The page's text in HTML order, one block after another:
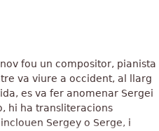
fou un compositor, pianista
va viure a occident, al llarg
es va fer anomenar Sergei
hi ha transliteracions
Sergey o Serge, i